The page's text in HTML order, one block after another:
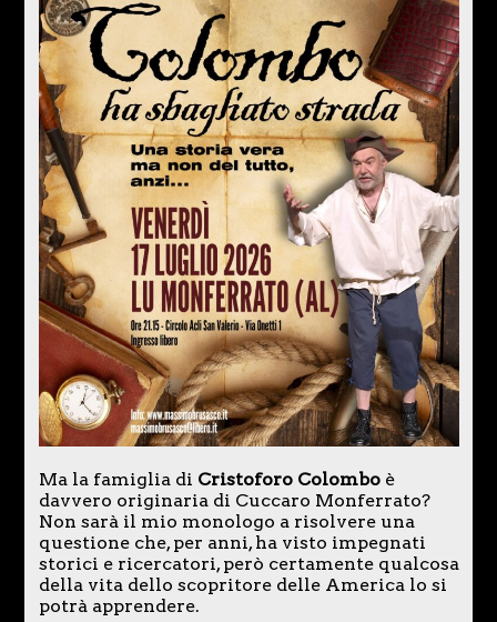
Ma la famiglia di Cristoforo Colomboè
davvero originaria di Cuccaro Monferrato?
Non sarà il mio monologo a risolvere una
questione che, per anni, ha visto impegnati
storici e ricercatori, però certamente qualcosa
della vita dello scopritore delle America lo si
potrà apprendere.